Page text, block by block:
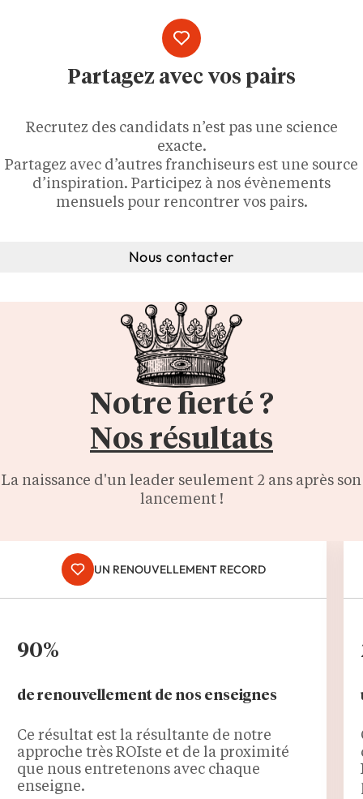
Partagez avec vos pairs
Recrutez des candidats n’est pas une science
exacte.
Partagez avec d’autres franchiseurs est une source
d’inspiration. Participez à nos évènements
mensuels pour rencontrer vos pairs.
Nous contacter
Notre fierté ?
Nos résultats
La naissance d'un leader seulement 2 ans après son
lancement !
UN RENOUVELLEMENT RECORD
90%
de renouvellement de nos enseignes
Ce résultat est la résultante de notre
approche très ROIste et de la proximité
que nous entretenons avec chaque
enseigne.